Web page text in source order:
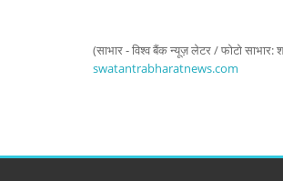
(साभार - विश्व बैंक न्यूज़ लेटर / फोटो
swatantrabharatnews.com